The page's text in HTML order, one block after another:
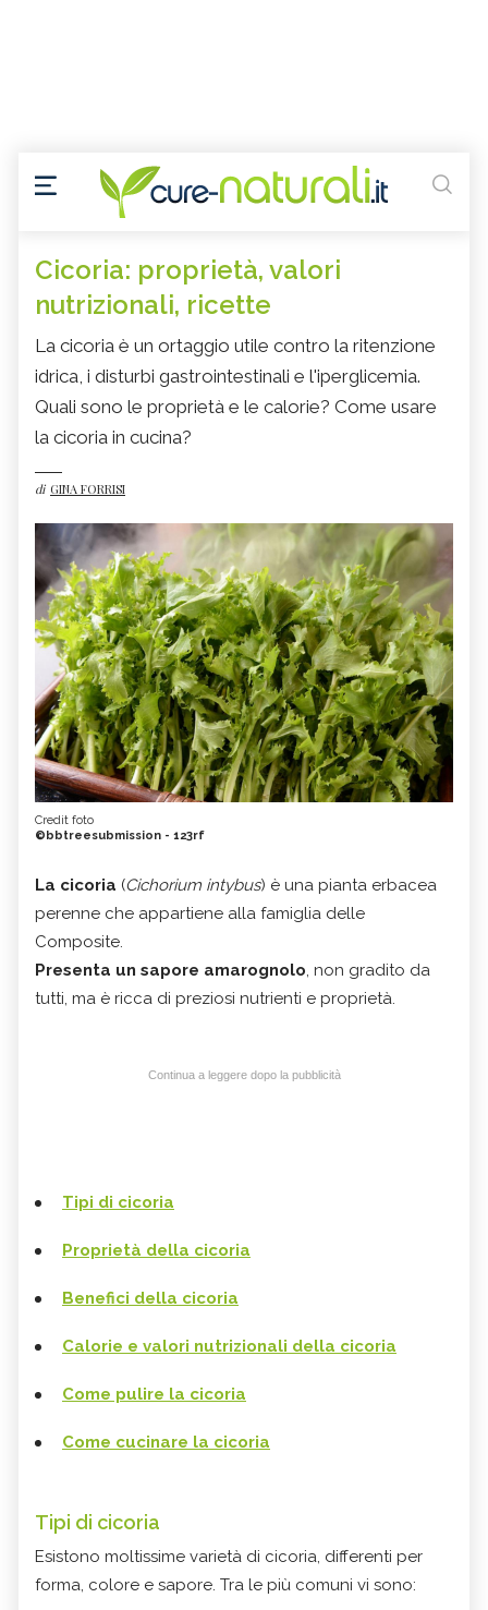
Cicoria: proprietà, valori
nutrizionali, ricette
La cicoria è un ortaggio utile contro la ritenzione
idrica, i disturbi gastrointestinali e l'iperglicemia.
Quali sono le proprietà e le calorie? Come usare
la cicoria in cucina?
di GINA FORRISI
Credit foto
©bbtreesubmission - 123rf
La cicoria (Cichorium intybus) è una pianta erbacea
perenne che appartiene alla famiglia delle
Composite.
Presenta un sapore amarognolo, non gradito da
tutti, ma è ricca di preziosi nutrienti e proprietà.
Continua a leggere dopo la pubblicità
Tipi di cicoria
Proprietà della cicoria
Benefici della cicoria
Calorie e valori nutrizionali della cicoria
Come pulire la cicoria
Come cucinare la cicoria
Tipi di cicoria
Esistono moltissime varietà di cicoria, differenti per
forma, colore e sapore. Tra le più comuni vi sono: